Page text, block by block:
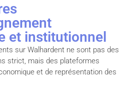
et institutionnel
sur Walhardent ne sont pas des
strict, mais des plateformes
et de représentation des